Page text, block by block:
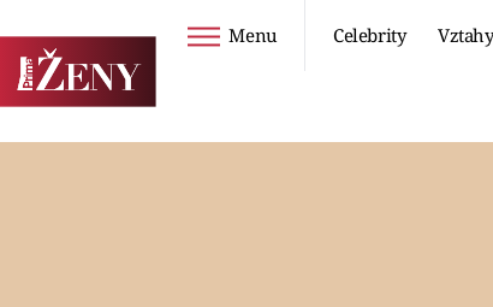
Menu Celebrity Vztahy